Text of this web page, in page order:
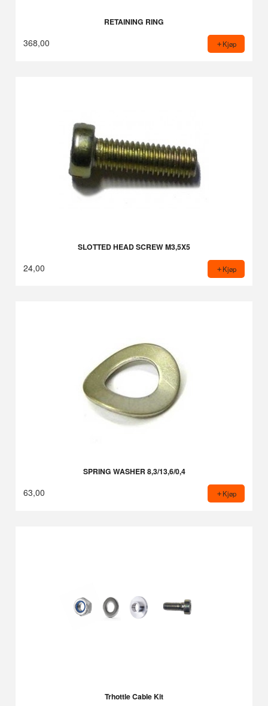
RETAINING RING
368,00 Kjøp
SLOTTED HEAD SCREW M3,5X5
24,00 Kjøp
SPRING WASHER 8,3/13,6/0,4
63,00 Kjøp
Trhottle Cable Kit